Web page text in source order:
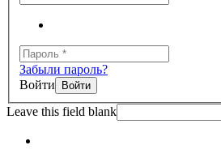
Забыли пароль?
Войти
Leave this field blank